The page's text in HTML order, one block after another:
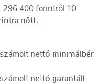
296 400 forintról 10
nőtt.
nettó minimálbér
nettó garantált